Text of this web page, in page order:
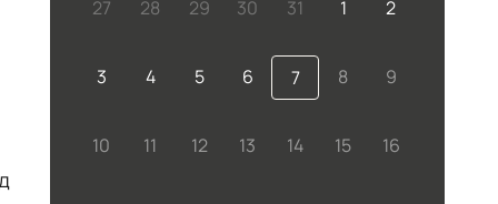
27 28 29 30 31 1 2
3 4 5 6 7 8 9
10 11 12 13 14 15 16